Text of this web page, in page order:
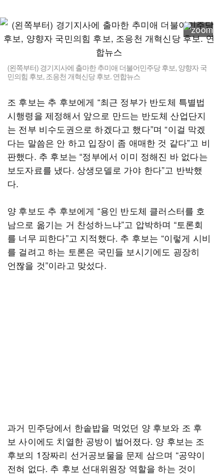
(왼쪽부터) 경기지사에 출마한 추미애 더불어민주당 후보, 양향자 국
민의힘 후보, 조응천 개혁신당 후보. 연합뉴스
조 후보는 추 후보에게 “최근 정부가 반도체 특별법
시행령을 제정해서 앞으로 만드는 반도체 산업단지
는 전부 비수도권으로 하겠다고 했다”며 “이걸 막겠
다는 말씀은 안 하고 입장이 좀 애매한 것 같다”고 비
판했다. 추 후보는 “정부에서 이미 정해진 바 없다는
보도자료를 냈다. 상생모델로 가야 한다”고 반박했
다.
양 후보도 추 후보에게 “용인 반도체 클러스터를 호
남으로 옮기는 거 찬성하느냐”고 압박하며 “토론회
를 너무 피한다”고 지적했다. 추 후보는 “이렇게 시비
를 걸려고 하는 토론은 국민들 보시기에도 굉장히
언짢을 것”이라고 맞섰다.
과거 민주당에서 한솥밥을 먹었던 양 후보와 조 후
보 사이에도 치열한 공방이 벌어졌다. 양 후보는 조
후보의 1장짜리 선거공보물을 문제 삼으며 “공약이
전혀 없다. 추 후보 선대위원장 역할을 하는 것이